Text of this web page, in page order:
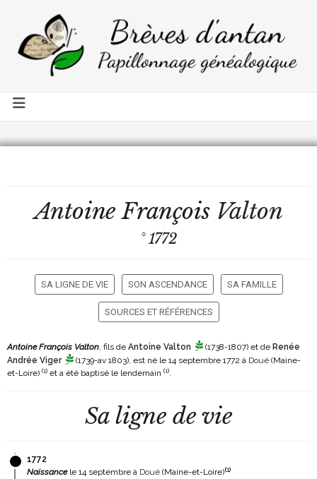
Antoine François Valton
° 1772
SA LIGNE DE VIE SON ASCENDANCE SA FAMILLE
SOURCES ET RÉFÉRENCES
Antoine François Valton, fils de Antoine Valton (1738-1807) et de Renée
Andrée Viger
(1739-av 1803), est né le 14 septembre 1772 à Doué (Maine-
et-Loire) (1) et a été baptisé le lendemain (1).
Sa ligne de vie
1772
Naissancele 14 septembre à Doué (Maine-et-Loire)(1)